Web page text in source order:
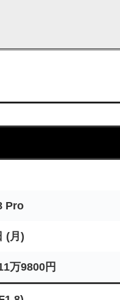
Pro
(月)
万9800円